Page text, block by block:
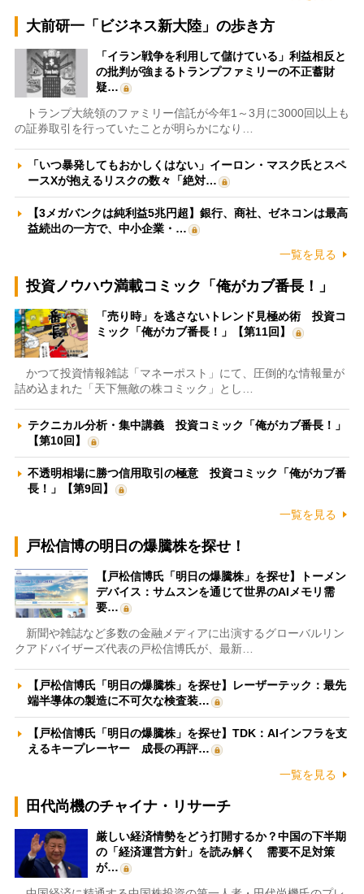
大前研一「ビジネス新大陸」の歩き方
「イラン戦争を利用して儲けている」利益相反と
の批判が強まるトランプファミリーの不正蓄財
疑…
トランプ大統領のファミリー信託が今年1～3月に3000回以上も
の証券取引を行っていたことが明らかになり…
「いつ暴発してもおかしくはない」イーロン・マスク氏とスペ
ースXが抱えるリスクの数々「絶対…
【3メガバンクは純利益5兆円超】銀行、商社、ゼネコンは最高
益続出の一方で、中小企業・…
一覧を見る
投資ノウハウ満載コミック「俺がカブ番長！」
「売り時」を逃さないトレンド見極め術 投資コ
ミック「俺がカブ番長！」【第11回】
かつて投資情報雑誌「マネーポスト」にて、圧倒的な情報量が
詰め込まれた「天下無敵の株コミック」とし…
テクニカル分析・集中講義 投資コミック「俺がカブ番長！」
【第10回】
不透明相場に勝つ信用取引の極意 投資コミック「俺がカブ番
長！」【第9回】
一覧を見る
戸松信博の明日の爆騰株を探せ！
【戸松信博氏「明日の爆騰株」を探せ】トーメン
デバイス：サムスンを通じて世界のAIメモリ需
要…
新聞や雑誌など多数の金融メディアに出演するグローバルリン
クアドバイザーズ代表の戸松信博氏が、最新…
【戸松信博氏「明日の爆騰株」を探せ】レーザーテック：最先
端半導体の製造に不可欠な検査装…
【戸松信博氏「明日の爆騰株」を探せ】TDK：AIインフラを支
えるキープレーヤー 成長の再評…
一覧を見る
田代尚機のチャイナ・リサーチ
厳しい経済情勢をどう打開するか？中国の下半期
の「経済運営方針」を読み解く 需要不足対策
が…